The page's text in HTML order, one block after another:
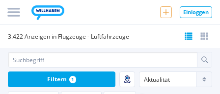
Einloggen
3.422 Anzeigen in Flugzeuge - Luftfahrzeuge
Filtern 1